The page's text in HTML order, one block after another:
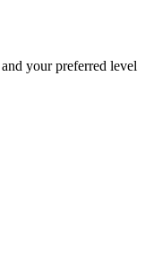
your preferred level